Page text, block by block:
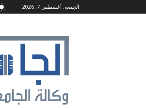
الجمعة, أغسطس 7, 2026